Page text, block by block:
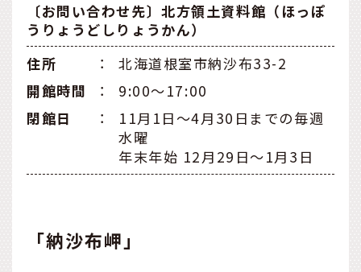
〔お問い合わせ先〕北方領土資料館（ほっぽ
うりょうどしりょうかん）
住所
：
北海道根室市納沙布33-2
開館時間
：
9:00～17:00
閉館日
：
11月1日～4月30日までの毎週
水曜
年末年始 12月29日～1月3日
「納沙布岬」